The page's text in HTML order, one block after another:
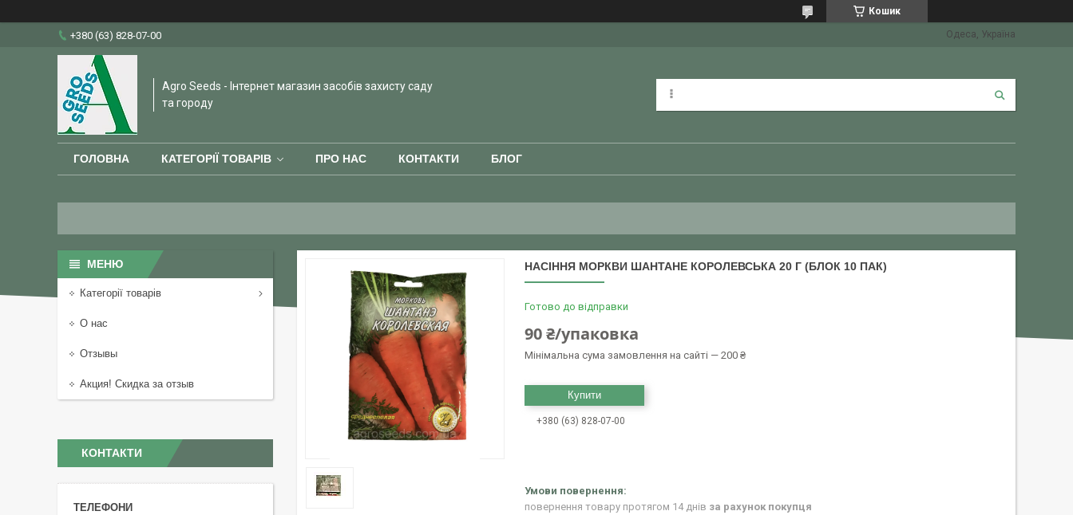
Кошик
+380 (63) 828-07-00 Одеса, Україна
Agro Seeds - Інтернет магазин засобів захисту саду
та городу
ГОЛОВНА КАТЕГОРІЇ ТОВАРІВ ПРО НАС КОНТАКТИ БЛОГ
НАСІННЯ МОРКВИ ШАНТАНЕ КОРОЛЕВСЬКА 20 Г (БЛОК 10 ПАК)
Готово до відправки
90 ₴/упаковка
Мінімальна сума замовлення на сайті — 200 ₴
Купити
+380 (63) 828-07-00
повернення товару протягом 14 днів за рахунок покупця
Категорії товарів
О нас
Отзывы
Акция! Скидка за отзыв
КОНТАКТИ